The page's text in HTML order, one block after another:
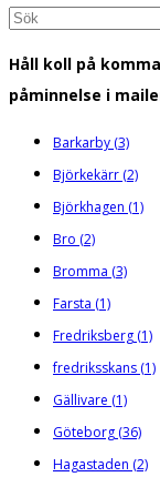
Search
Håll koll på
påminnelse i
Barkarby (3)
Björkekärr (2)
Björkhagen (1)
Bro (2)
Bromma (3)
Farsta (1)
Fredriksberg (1)
fredriksskans (1)
Gällivare (1)
Göteborg (36)
Hagastaden (2)